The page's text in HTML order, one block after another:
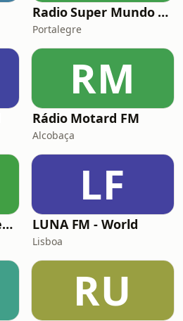
Radio Super Mundo Paulo Pintao
Portalegre
RM
Rádio Motard FM
Alcobaça
Top FM Angra do Heroísmo
LF
LUNA FM - World
Lisboa
RU